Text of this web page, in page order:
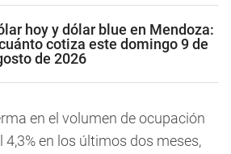
hoy y dólar blue en Mendoza:
cotiza este domingo 9 de
de 2026
en el volumen de ocupación
en los últimos dos meses,